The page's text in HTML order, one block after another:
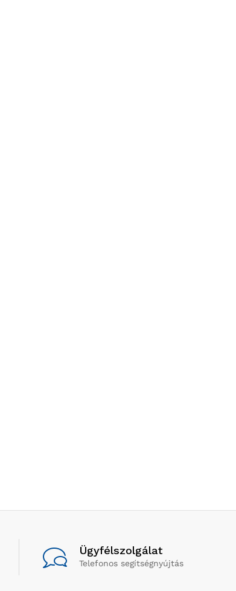
Ügyfélszolgálat
Telefonos segítségnyújtás